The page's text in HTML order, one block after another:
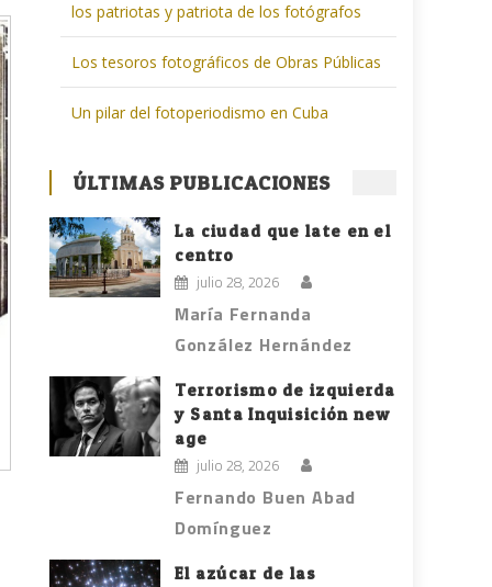
los patriotas y patriota de los fotógrafos
Los tesoros fotográficos de Obras Públicas
Un pilar del fotoperiodismo en Cuba
ÚLTIMAS PUBLICACIONES
La ciudad que late en el
centro
julio 28, 2026
María Fernanda
González Hernández
Terrorismo de izquierda
y Santa Inquisición new
age
julio 28, 2026
Fernando Buen Abad
Domínguez
El azúcar de las